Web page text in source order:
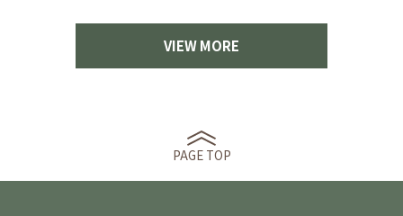
VIEW MORE
PAGE TOP